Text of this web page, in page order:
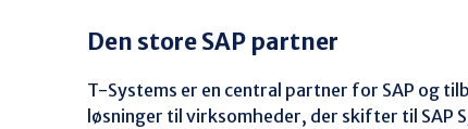
Den store SAP partner
T-Systems er en central partner for SAP og
løsninger til virksomheder, der skifter til SAP